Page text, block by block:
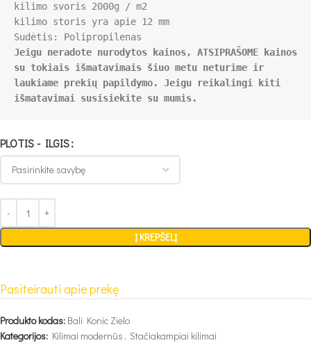
kilimo svoris 2000g / m2
Jeigu neradote nurodytos kainos, ATSIPRAŠOME kainos
su tokiais išmatavimais šiuo metu neturime ir
laukiame prekių papildymo. Jeigu reikalingi kiti
išmatavimai susisiekite su mumis.
PLOTIS - ILGIS
Į KREPŠELĮ
Pasiteirauti apie prekę
Produkto kodas: Bali Konic Zielo
Kategorijos: Kilimai modernūs , Stačiakampiai kilimai